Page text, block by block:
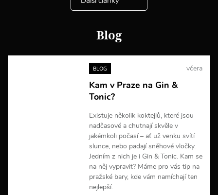
n
a
c
í
Blog
BLOG včera
Kam v Praze na Gin &
Tonic?
Existuje několik koktejlů, které jsou
nadčasové a chutnají skvěle v
jakémkoli počasí – ať už venku svítí
slunce, nebo padají sněhové vločky.
Jedním z nich je i Gin & Tonic. Kam se
na něj vypravit? Máme pro vás tip na
pražské bary, kde vám namíchají ten
nejlepší.